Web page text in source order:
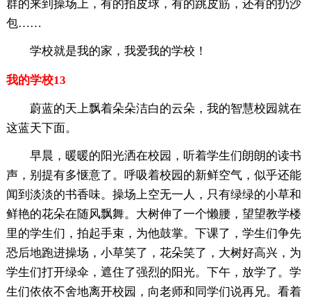
群的来到操场上，有的拍皮球，有的跳皮筋，还有的扔沙
包……
学校就是我的家，我爱我的学校！
我的学校13
蔚蓝的天上飘着朵朵洁白的云朵，我的智慧校园就在
这蓝天下面。
早晨，暖暖的阳光洒在校园，听着学生们朗朗的读书
声，别提有多惬意了。呼吸着校园的新鲜空气，似乎还能
闻到淡淡的书香味。操场上空无一人，只有绿绿的小草和
鲜艳的花朵在随风飘舞。大树伸了一个懒腰，望望教学楼
里的学生们，拍起手束，为他鼓掌。下课了，学生们争先
恐后地跑进操场，小草笑了，花朵笑了，大树好高兴，为
学生们打开绿伞，遮住了强烈的阳光。下午，放学了。学
生们依依不舍地离开校园，向老师和同学们说再兄。看着